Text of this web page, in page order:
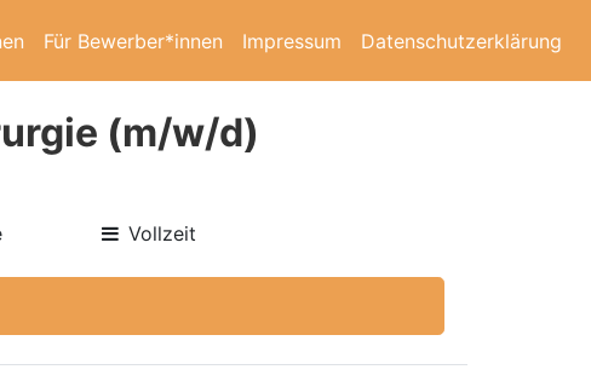
Für Bewerber*innen Impressum Datenschutzerklärung
(m/w/d)
Vollzeit